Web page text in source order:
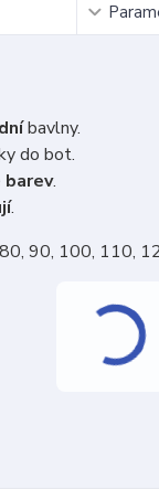
bavlny.
do bot.
barev.
.
90, 100, 110,